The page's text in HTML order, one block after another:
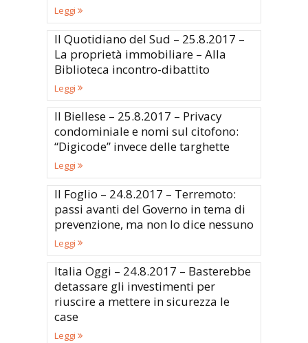
Leggi
Il Quotidiano del Sud – 25.8.2017 –
La proprietà immobiliare – Alla
Biblioteca incontro-dibattito
Leggi
Il Biellese – 25.8.2017 – Privacy
condominiale e nomi sul citofono:
“Digicode” invece delle targhette
Leggi
Il Foglio – 24.8.2017 – Terremoto:
passi avanti del Governo in tema di
prevenzione, ma non lo dice nessuno
Leggi
Italia Oggi – 24.8.2017 – Basterebbe
detassare gli investimenti per
riuscire a mettere in sicurezza le
case
Leggi